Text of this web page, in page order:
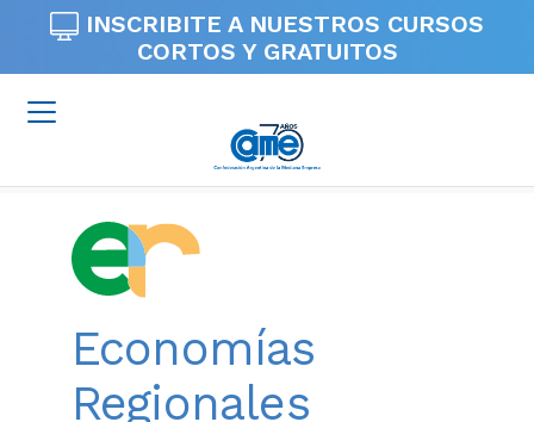
INSCRIBITE A NUESTROS CURSOS
CORTOS Y GRATUITOS
Economías
Regionales